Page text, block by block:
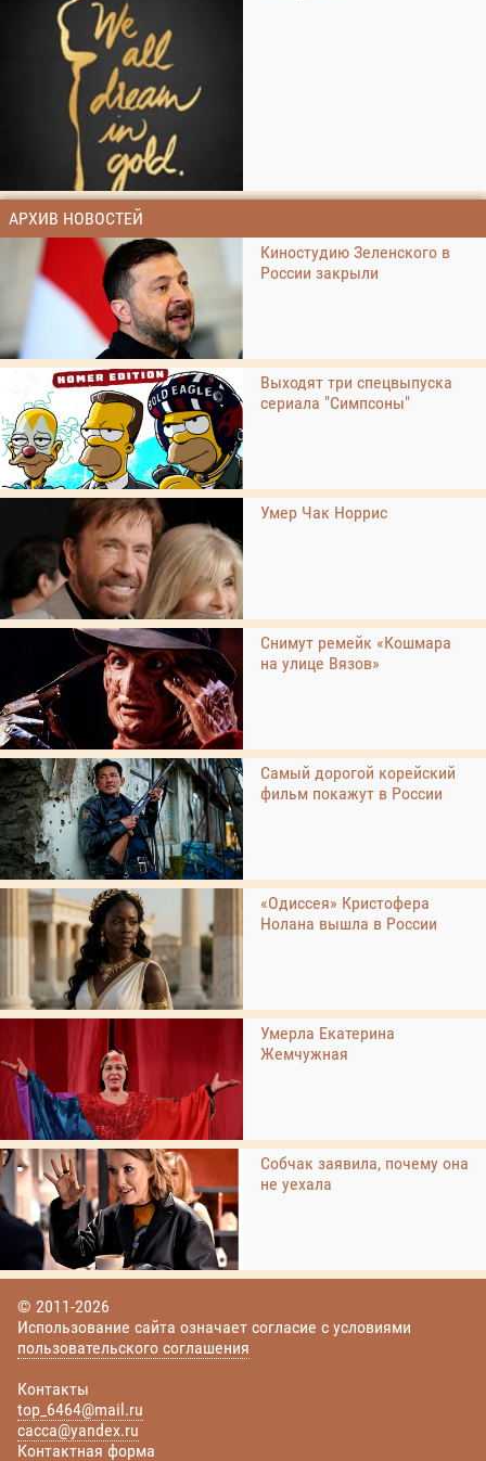
АРХИВ НОВОСТЕЙ
Киностудию Зеленского в
России закрыли
Выходят три спецвыпуска
сериала "Симпсоны"
Умер Чак Норрис
Снимут ремейк «Кошмара
на улице Вязов»
Самый дорогой корейский
фильм покажут в России
«Одиссея» Кристофера
Нолана вышла в России
Умерла Екатерина
Жемчужная
Собчак заявила, почему она
не уехала
© 2011-2026
Использование сайта означает согласие с условиями
пользовательского соглашения
Контакты
top_6464@mail.ru
cacca@yandex.ru
Контактная форма